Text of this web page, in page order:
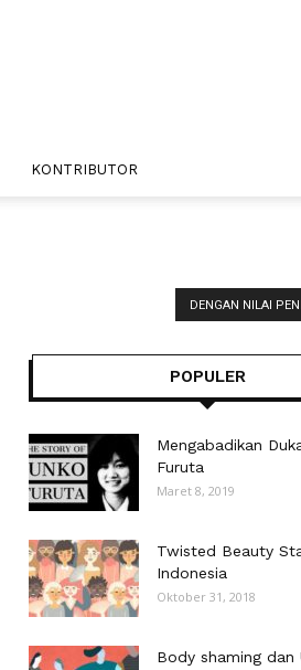
KONTRIBUTOR
DENGAN NILAI
POPULER
Mengabadikan
Furuta
Maret 8, 2019
Twisted Beauty
Indonesia
Oktober 31, 2018
Body shaming dan